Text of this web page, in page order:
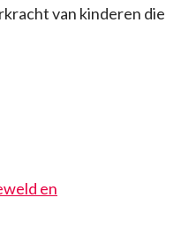
van kinderen die
en